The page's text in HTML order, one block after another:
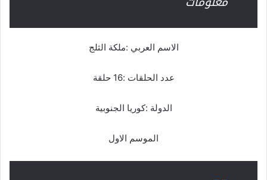
الاسم العربي :ملكة الثلج
عدد الحلقات :16 حلقة
الدولة :كوريا الجنوبية
الموسم الاول